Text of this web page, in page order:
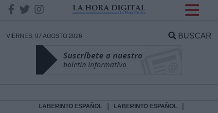
VIERNES, 07 AGOSTO 2026 BUSCAR
LABERINTO ESPAÑOL LABERINTO ESPAÑOL
DATOS
Responsable: